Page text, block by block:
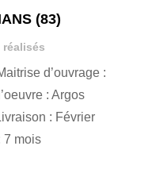
(83)
d’ouvrage :
: Argos
: Février
7 mois